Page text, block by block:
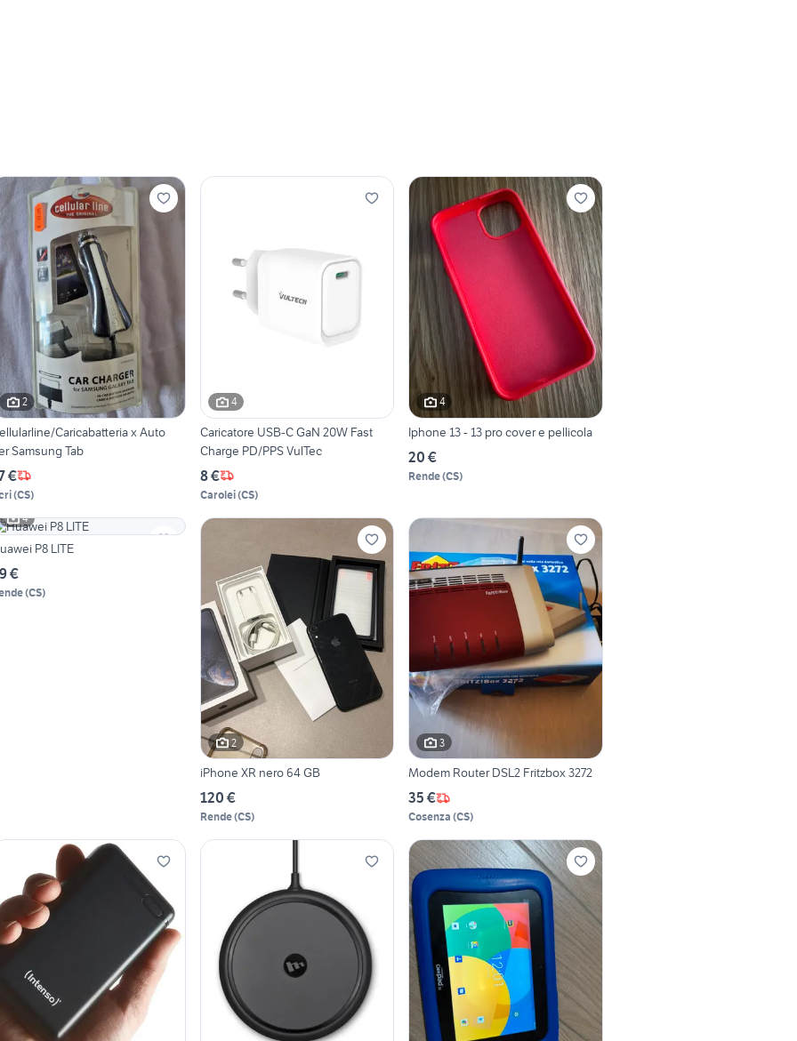
2
Caricabatteria x Auto
Samsung Tab
€
(CS)
4
Caricatore USB-C GaN 20W Fast
Charge PD/PPS VulTec
8 €
Carolei(CS)
4
Iphone 13 - 13 pro cover e pellicola
20 €
Rende(CS)
4
P8 LITE
€
(CS)
2
iPhone XR nero 64 GB
120 €
Rende(CS)
3
Modem Router DSL2 Fritzbox 3272
35 €
Cosenza (CS)